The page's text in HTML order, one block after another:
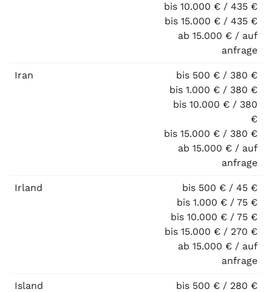
bis 10.000 € / 435 €
bis 15.000 € / 435 €
ab 15.000 € / auf
anfrage
Iran
bis 500 € / 380 €
bis 1.000 € / 380 €
bis 10.000 € / 380
€
bis 15.000 € / 380 €
ab 15.000 € / auf
anfrage
Irland
bis 500 € / 45 €
bis 1.000 € / 75 €
bis 10.000 € / 75 €
bis 15.000 € / 270 €
ab 15.000 € / auf
anfrage
Island
bis 500 € / 280 €